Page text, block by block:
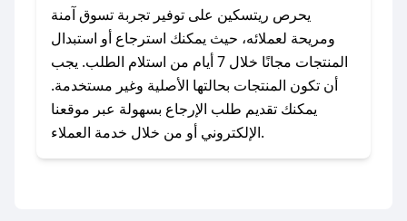
### كيف تحصل على كوبونات خصم حصرية من
ريتسكين؟
للحصول على كوبونات وخصومات حصرية، قم بما
يلي:
- اضغط على أيقونة متابعة لمتجر ريتسكين في
تطبيق صحصح.
يحرص ريتسكين على توفير تجربة تسوق آمنة
ومريحة لعملائه، حيث يمكنك استرجاع أو استبدال
المنتجات مجانًا خلال 7 أيام من استلام الطلب. يجب
أن تكون المنتجات بحالتها الأصلية وغير مستخدمة.
يمكنك تقديم طلب الإرجاع بسهولة عبر موقعنا
الإلكتروني أو من خلال خدمة العملاء.